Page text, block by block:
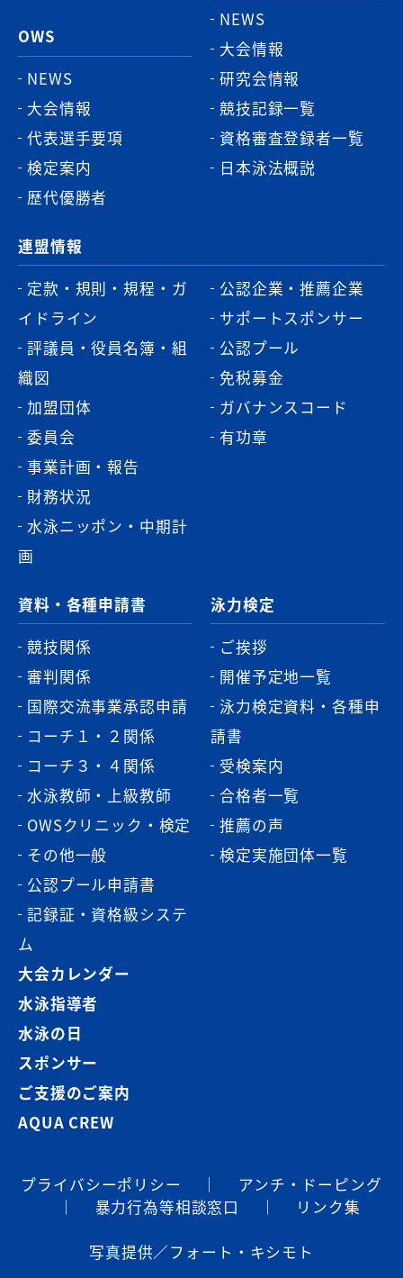
OWS
NEWS
大会情報
代表選手要項
検定案内
歴代優勝者
NEWS
大会情報
研究会情報
競技記録一覧
資格審査登録者一覧
日本泳法概説
連盟情報
定款・規則・規程・ガ
イドライン
評議員・役員名簿・組
織図
加盟団体
委員会
事業計画・報告
財務状況
水泳ニッポン・中期計
画
公認企業・推薦企業
サポートスポンサー
公認プール
免税募金
ガバナンスコード
有功章
資料・各種申請書
競技関係
審判関係
国際交流事業承認申請
コーチ１・２関係
コーチ３・４関係
水泳教師・上級教師
OWSクリニック・検定
その他一般
公認プール申請書
記録証・資格級システ
ム
泳力検定
ご挨拶
開催予定地一覧
泳力検定資料・各種申
請書
受検案内
合格者一覧
推薦の声
検定実施団体一覧
大会カレンダー
水泳指導者
水泳の日
スポンサー
ご支援のご案内
AQUA CREW
プライバシーポリシー ｜
アンチ・ドーピング
｜
暴⼒⾏為等相談窓⼝ ｜ リンク集
写真提供／フォート・キシモト